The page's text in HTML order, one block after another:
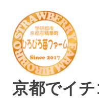
京都でイ